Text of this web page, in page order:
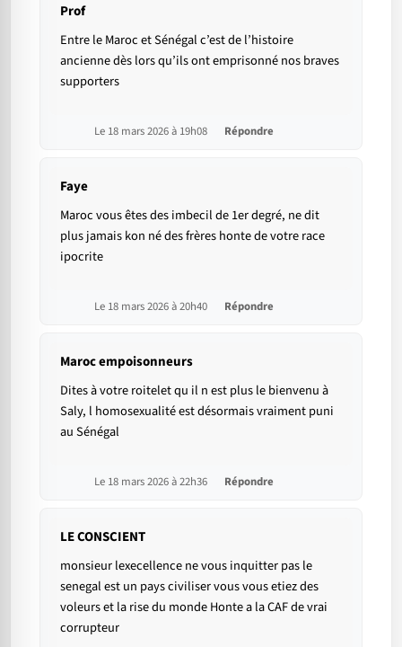
Prof
Entre le Maroc et Sénégal c’est de l’histoire
ancienne dès lors qu’ils ont emprisonné nos braves
supporters
Le 18 mars 2026 à 19h08 Répondre
Faye
Maroc vous êtes des imbecil de 1er degré, ne dit
plus jamais kon né des frères honte de votre race
ipocrite
Le 18 mars 2026 à 20h40 Répondre
Maroc empoisonneurs
Dites à votre roitelet qu il n est plus le bienvenu à
Saly, l homosexualité est désormais vraiment puni
au Sénégal
Le 18 mars 2026 à 22h36 Répondre
LE CONSCIENT
monsieur lexecellence ne vous inquitter pas le
senegal est un pays civiliser vous vous etiez des
voleurs et la rise du monde Honte a la CAF de vrai
corrupteur